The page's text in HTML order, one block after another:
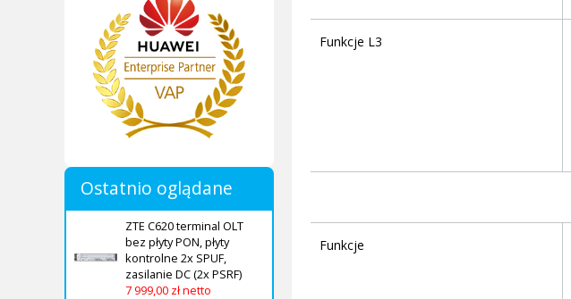
Ostatnio oglądane
ZTE C620 terminal OLT
bez płyty PON, płyty
kontrolne 2x SPUF,
zasilanie DC (2x PSRF)
7 999,00 zł netto
Funkcje L3
Funkcje